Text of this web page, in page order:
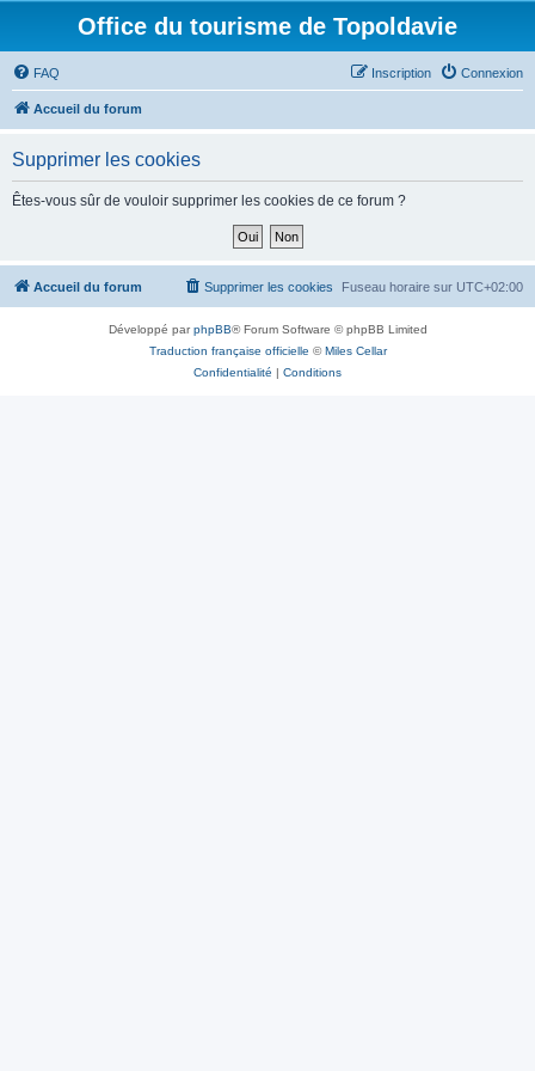
Office du tourisme de Topoldavie
FAQ Connexion
Inscription
Accueil du forum
Supprimer les cookies
Êtes-vous sûr de vouloir supprimer les cookies de ce forum ?
Accueil du forum Fuseau horaire sur UTC+02:00
Supprimer les cookies
Développé parphpBB® Forum Software © phpBB Limited
Traduction française officielle ©Miles Cellar
Confidentialité | Conditions